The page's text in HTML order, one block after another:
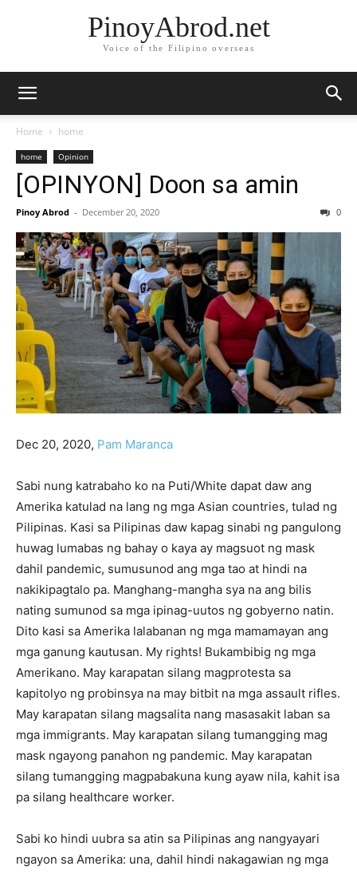
PinoyAbrod.net
Voice of the Filipino overseas
Home home
home Opinion
[OPINYON] Doon sa amin
Pinoy Abrod - December 20, 2020 0
Dec 20, 2020, Pam Maranca
Sabi nung katrabaho ko na Puti/White dapat daw ang
Amerika katulad na lang ng mga Asian countries, tulad ng
Pilipinas. Kasi sa Pilipinas daw kapag sinabi ng pangulong
huwag lumabas ng bahay o kaya ay magsuot ng mask
dahil pandemic, sumusunod ang mga tao at hindi na
nakikipagtalo pa. Manghang-mangha sya na ang bilis
nating sumunod sa mga ipinag-uutos ng gobyerno natin.
Dito kasi sa Amerika lalabanan ng mga mamamayan ang
mga ganung kautusan. My rights! Bukambibig ng mga
Amerikano. May karapatan silang magprotesta sa
kapitolyo ng probinsya na may bitbit na mga assault rifles.
May karapatan silang magsalita nang masasakit laban sa
mga immigrants. May karapatan silang tumangging mag
mask ngayong panahon ng pandemic. May karapatan
silang tumangging magpabakuna kung ayaw nila, kahit isa
pa silang healthcare worker.
Sabi ko hindi uubra sa atin sa Pilipinas ang nangyayari
ngayon sa Amerika: una, dahil hindi nakagawian ng mga